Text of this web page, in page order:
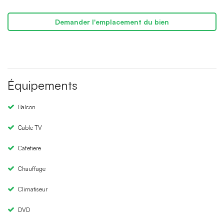
Demander l'emplacement du bien
Équipements
Balcon
Cable TV
Cafetiere
Chauffage
Climatiseur
DVD